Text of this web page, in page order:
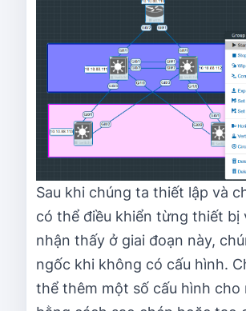
Sau khi chúng ta thiết lập và
có thể điều khiển từng thiết bị
nhận thấy ở giai đoạn này,
ngốc khi không có cấu hình.
thể thêm một số cấu hình cho